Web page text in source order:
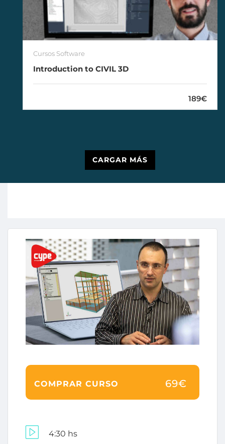
Cursos Software
Introduction to CIVIL 3D
189€
CARGAR MÁS
COMPRAR CURSO 69€
4:30 hs